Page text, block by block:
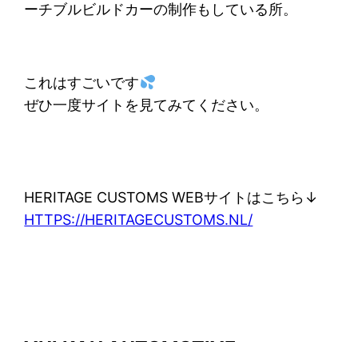
ーチブルビルドカーの制作もしている所。
これはすごいです
ぜひ一度サイトを見てみてください。
HERITAGE CUSTOMS WEBサイトはこちら↓
HTTPS://HERITAGECUSTOMS.NL/